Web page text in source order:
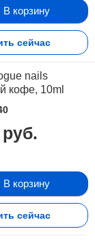
В корзину
сейчас
nails
кофе, 10ml
В корзину
сейчас